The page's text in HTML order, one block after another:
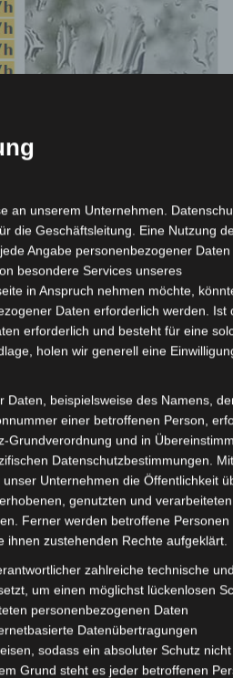
2026 –
Thala
,Statistik
in verschiedenen Orten in
wurden mit 38 Millimetern in
h registriert.
am Staudamm El Houareb
In Chebika wurden 4
in Haffouz mit 16 Millimetern
1 Millimeter in Zriba und
3 Millimetern, gegenüber 4
des ganzen Landes
Kasserine mit 15 Millimetern.
während in Majel Bel Abbès
an unserem Unternehmen.
die Geschäftsleitung. Eine Nutzung
Angabe personenbezogener Daten
besondere Services unseres
in Anspruch nehmen möchte,
Daten erforderlich werden. Ist
erforderlich und besteht für eine
holen wir generell eine
Daten, beispielsweise des Namens,
einer betroffenen Person,
Grundverordnung und in
Datenschutzbestimmungen.
Unternehmen die Öffentlichkeit
genutzten und verarbeiteten
Ferner werden betroffene Personen
zustehenden Rechte aufgeklärt.
zahlreiche technische und
um einen möglichst lückenlosen
personenbezogenen Daten
Datenübertragungen
sodass ein absoluter Schutz nicht
Grund steht es jeder betroffenen